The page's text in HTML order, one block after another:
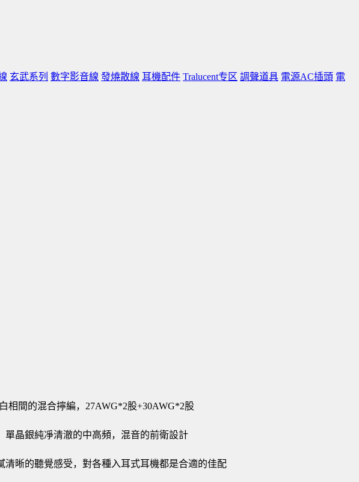
玄武系列 數字影音線 發燒散線 耳機配件 Tralucent专区 調聲道具 電源AC插頭 電
相間的混合擰編，27AWG*2股+30AWG*2股
單晶銀純凈清澈的中高頻，混音的前衛設計
清晰的聽覺感受，對各種入耳式耳機都是合適的佳配